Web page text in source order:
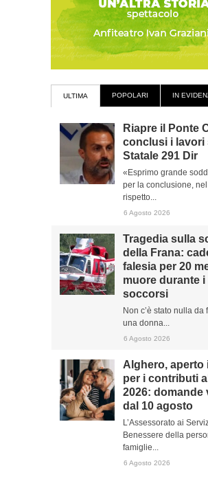
ULTIMA POPOLARI IN
Riapre il Ponte
conclusi i lavori
Statale 291 Dir
«Esprimo grande
per la conclusione,
rispetto...
6 Agosto 2026
Tragedia sulla
della Frana:
falesia per 20
muore durante i
soccorsi
Non c’è stato nulla da
una donna...
6 Agosto 2026
Alghero, aperto
per i contributi
2026: domande
dal 10 agosto
L’Assessorato ai
Benessere della
famiglie...
6 Agosto 2026